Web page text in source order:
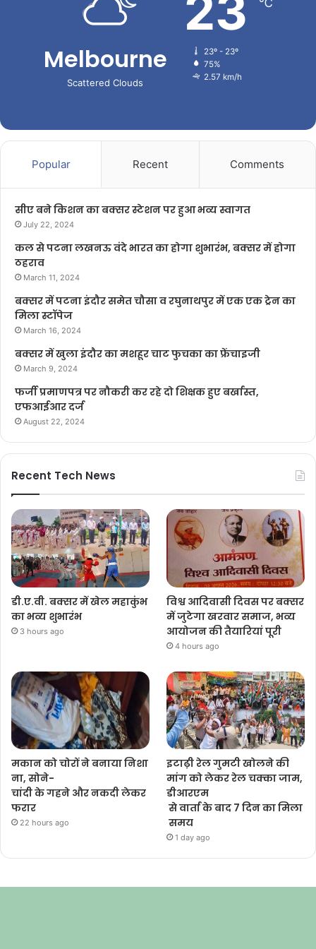
Melbourne
Scattered Clouds
23º - 23º
75%
2.57 km/h
Popular Recent Comments
सीए बने किशन का बक्सर स्टेशन पर हुआ भव्य स्वागत
July 22, 2024
कल से पटना लखनऊ वंदे भारत का होगा शुभारंभ, बक्सर में होगा
ठहराव
March 11, 2024
बक्सर में पटना इंदौर समेत चौसा व रघुनाथपुर में एक एक ट्रेन का
मिला स्टॉपेज
March 16, 2024
बक्सर में खुला इंदौर का मशहूर चाट फुचका का फ्रेंचाइजी
March 9, 2024
फर्जी प्रमाणपत्र पर नौकरी कर रहे दो शिक्षक हुए बर्खास्त,
एफआईआर दर्ज
August 22, 2024
Recent Tech News
डी.ए.वी. बक्सर में खेल महाकुंभ
का भव्य शुभारंभ
3 hours ago
विश्व आदिवासी दिवस पर बक्सर
में जुटेगा खरवार समाज, भव्य
आयोजन की तैयारियां पूरी
4 hours ago
मकान को चोरों ने बनाया निशा
ना, सोने-
चांदी के गहने और नकदी लेकर
फरार
22 hours ago
इटाढ़ी रेल गुमटी खोलने की
मांग को लेकर रेल चक्का जाम,
डीआरएम
से वार्ता के बाद 7 दिन का मिला
समय
1 day ago